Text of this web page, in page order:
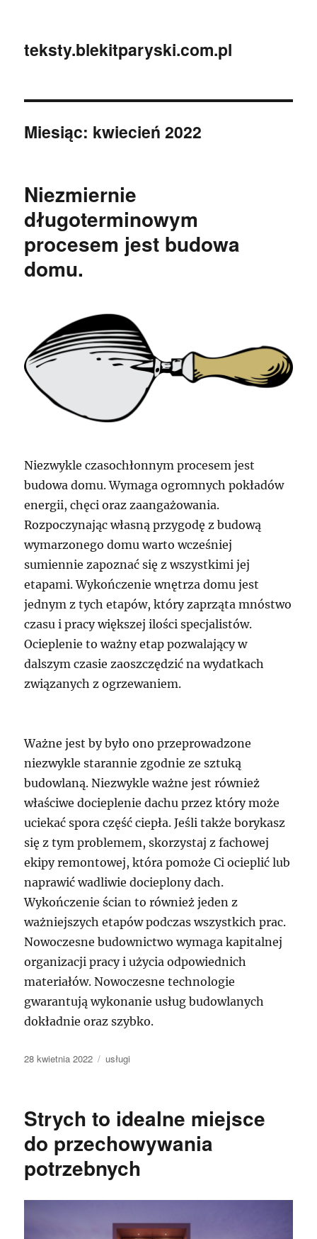
teksty.blekitparyski.com.pl
Miesiąc: kwiecień 2022
Niezmiernie
długoterminowym
procesem jest budowa
domu.
Niezwykle czasochłonnym procesem jest
budowa domu. Wymaga ogromnych pokładów
energii, chęci oraz zaangażowania.
Rozpoczynając własną przygodę z budową
wymarzonego domu warto wcześniej
sumiennie zapoznać się z wszystkimi jej
etapami. Wykończenie wnętrza domu jest
jednym z tych etapów, który zaprząta mnóstwo
czasu i pracy większej ilości specjalistów.
Ocieplenie to ważny etap pozwalający w
dalszym czasie zaoszczędzić na wydatkach
związanych z ogrzewaniem.
Ważne jest by było ono przeprowadzone
niezwykle starannie zgodnie ze sztuką
budowlaną. Niezwykle ważne jest również
właściwe docieplenie dachu przez który może
uciekać spora część ciepła. Jeśli także borykasz
się z tym problemem, skorzystaj z fachowej
ekipy remontowej, która pomoże Ci ocieplić lub
naprawić wadliwie docieplony dach.
Wykończenie ścian to również jeden z
ważniejszych etapów podczas wszystkich prac.
Nowoczesne budownictwo wymaga kapitalnej
organizacji pracy i użycia odpowiednich
materiałów. Nowoczesne technologie
gwarantują wykonanie usług budowlanych
dokładnie oraz szybko.
Data
28 kwietnia 2022 Kategorie
usługi
Strych to idealne miejsce
do przechowywania
potrzebnych